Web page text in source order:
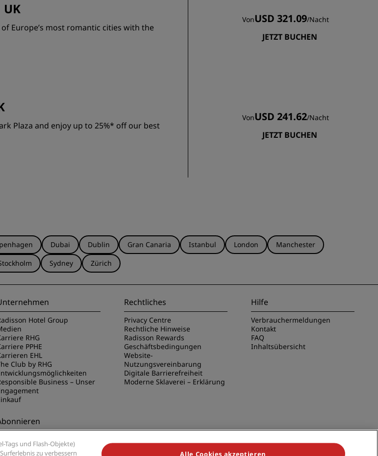
Europe’s most romantic cities with the
VonUSD 321.09/Nacht
JETZT BUCHEN
Plaza and enjoy up to 25%* off our best
VonUSD 241.62/Nacht
JETZT BUCHEN
Dubai Dublin Gran Canaria Istanbul London
Manchester
Sydney Zürich
Hotel Group
RHG
PPHE
EHL
Club by RHG
Business – Unser
Rechtliches
Privacy Centre
Rechtliche Hinweise
Radisson Rewards
Geschäftsbedingungen
Website-
Nutzungsvereinbarung
Digitale Barrierefreiheit
Moderne Sklaverei – Erklärung
Hilfe
Verbrauchermeldungen
Kontakt
FAQ
Inhaltsübersicht
Verpassen Sie niemals unsere
Angebote
Tags und Flash-Objekte)
zu verbessern
Alle Cookies akzeptieren